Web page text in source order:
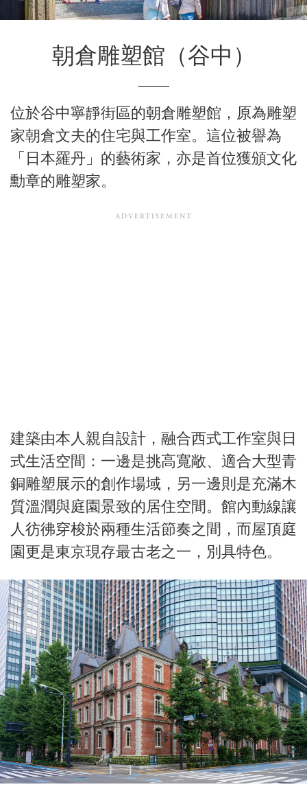
朝倉雕塑館 （谷中）
位於谷中寧靜街區的朝倉雕塑館，原為雕塑
家朝倉文夫的住宅與工作室。這位被譽為
「日本羅丹」的藝術家，亦是首位獲頒文化
勳章的雕塑家。
建築由本人親自設計，融合西式工作室與日
式生活空間：一邊是挑高寬敞、適合大型青
銅雕塑展示的創作場域，另一邊則是充滿木
質溫潤與庭園景致的居住空間。館內動線讓
人彷彿穿梭於兩種生活節奏之間，而屋頂庭
園更是東京現存最古老之一，別具特色。